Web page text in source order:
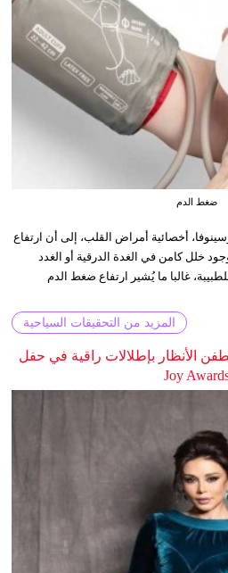
ضغط الدم
أخصائية أمراض القلب، إلى أن ارتفاع
خلل كامن في الغدة الدرقية أو الغدد
غالبا ما يُشير ارتفاع ضغط الدم
المزيد من التحقيقات السياحية
الأنظار بإطلالات راقية في حفل
Joy